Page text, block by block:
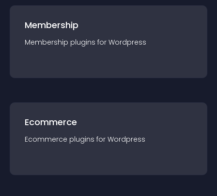
Membership
Membership plugins for Wordpress
Ecommerce
Ecommerce plugins for Wordpress